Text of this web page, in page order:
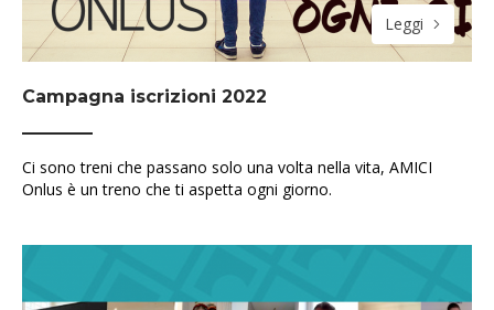
Leggi
Campagna iscrizioni 2022
Ci sono treni che passano solo una volta nella vita, AMICI
Onlus è un treno che ti aspetta ogni giorno.